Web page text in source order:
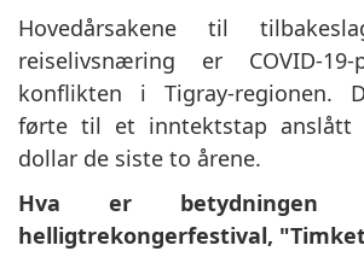
Hovedårsakene til
reiselivsnæring er COVID-
konflikten i Tigray-regionen.
førte til et inntektstap
dollar de siste to årene.
Hva er betydningen
helligtrekongerfestival,